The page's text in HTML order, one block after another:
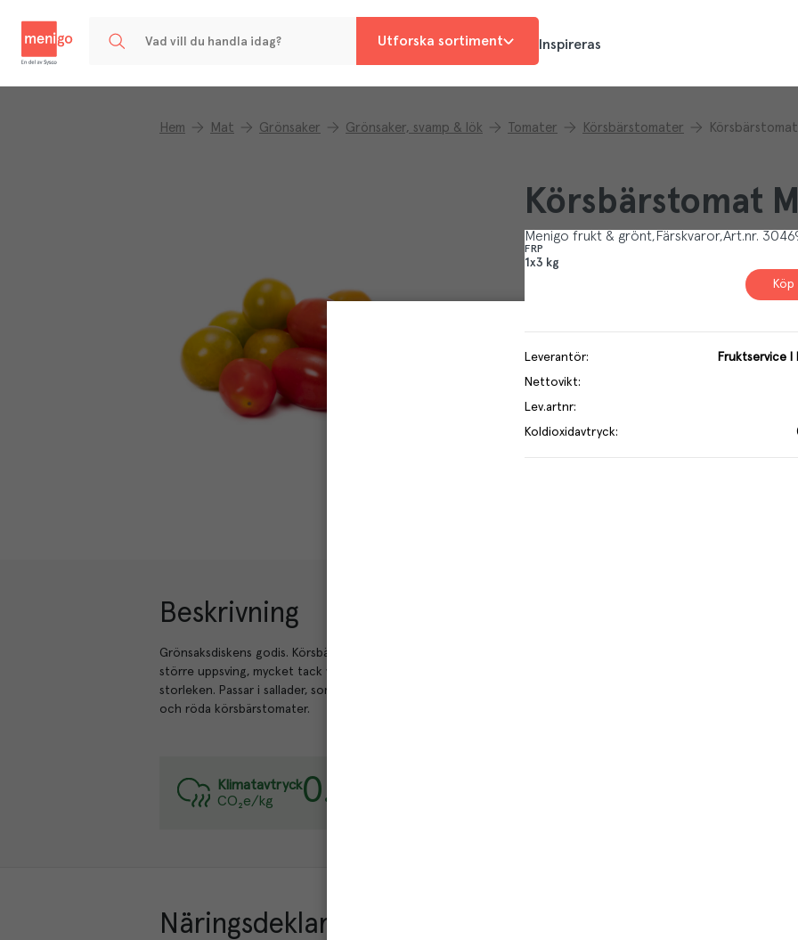
Utforska sortiment Inspireras
Hem Mat Grönsaker Grönsaker, svamp & lök Tomater Körsbärstomater
Körsbärstomat
Menigo frukt & grönt Färskvaror Art.nr.
FRP
1x3 kg
Köp
Leverantör:
Fruktservice I
Nettovikt:
Lev.artnr:
Koldioxidavtryck:
Beskrivning
Grönsaksdiskens godis. Körsbärstomat eller cocktailtomat om så vill har på senare år fått allt
större uppsving, mycket tack vare den naturligt söta smaken tillsammans med den angenäma
storleken. Passar i sallader, som tilltugg eller att rostas. En färgsprakande mix av gula, orangea
och röda körsbärstomater.
Klimatavtryck
CO₂e/kg
0.1
Varje kilo av varan påverkar klimatet motsvarande utsläppen av 0.1
Näringsdeklaration